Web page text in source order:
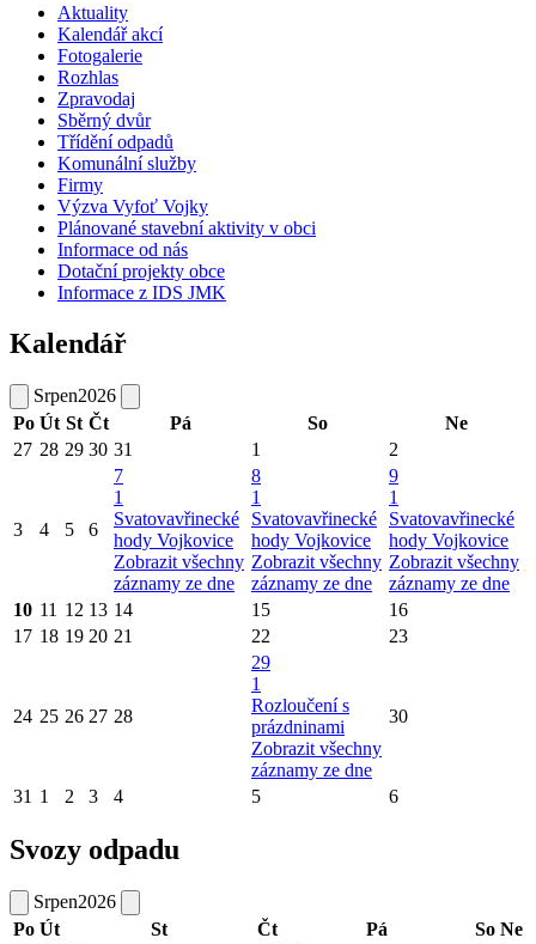
Aktuality
Kalendář akcí
Fotogalerie
Rozhlas
Zpravodaj
Sběrný dvůr
Třídění odpadů
Komunální služby
Firmy
Výzva Vyfoť Vojky
Plánované stavební aktivity v obci
Informace od nás
Dotační projekty obce
Informace z IDS JMK
Kalendář
Srpen2026
Po Út St Čt Pá So
Ne
27 28 29 30 31 1 2
3 4 5 6
7
1
Svatovavřinecké
hody Vojkovice
Zobrazit všechny
záznamy ze dne
8
1
Svatovavřinecké
hody Vojkovice
Zobrazit všechny
záznamy ze dne
9
1
Svatovavřinecké
hody Vojkovice
Zobrazit všechny
záznamy ze dne
10 11 12 13 14 15
16
17 18 19 20 21 22 23
24 25 26 27 28
29
1
Rozloučení s
prázdninami
Zobrazit všechny
záznamy ze dne
30
31 1 2 3 4 5 6
Svozy odpadu
Srpen2026
Po Út St Čt Pá So Ne